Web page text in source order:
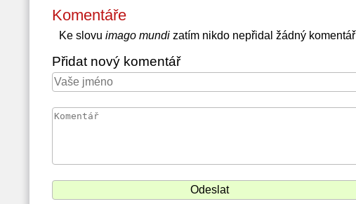
Komentáře
Ke slovu imago mundizatím nikdo nepřidal žádný komentář
Přidat nový komentář